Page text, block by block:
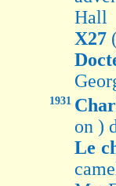
Hall
X27
1931
on )
Le